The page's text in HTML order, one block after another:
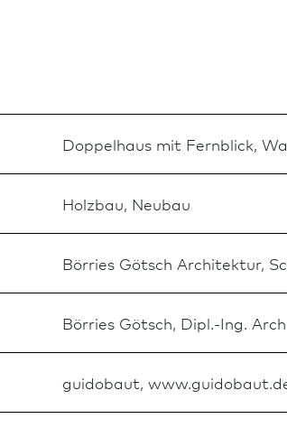
Doppelhaus mit Fernblick,
Holz­bau, Neu­bau
Börries Götsch Archi­tektur,
Börries Götsch, Dipl.-Ing.
guidobaut,